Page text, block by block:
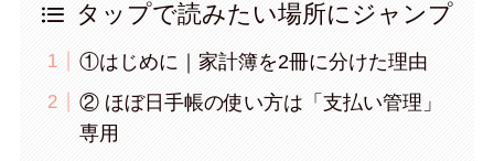
タップで読みたい場所にジャンプ
①はじめに｜家計簿を2冊に分けた理由
② ほぼ日手帳の使い方は「支払い管理」
専用